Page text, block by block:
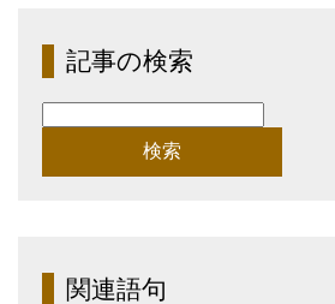
記事の検索
検
索:
関連語句